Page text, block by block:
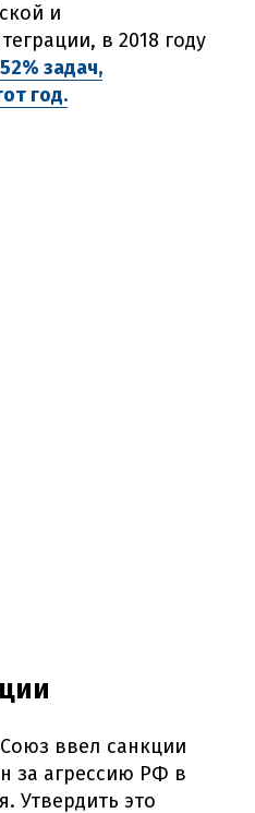
и
в 2018 году
задач,
год.
ввел санкции
за агрессию РФ в
Утвердить это